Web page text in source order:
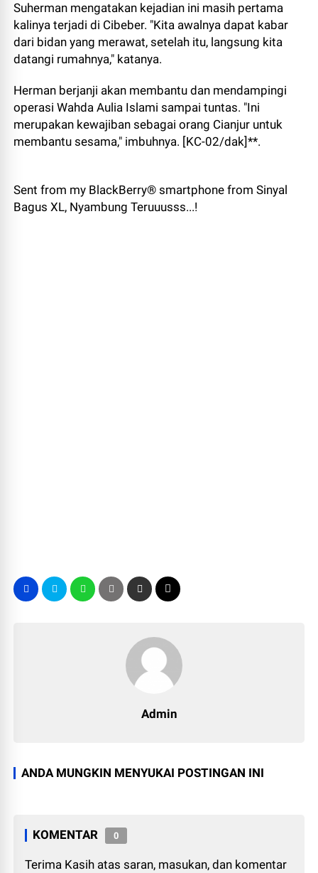
Suherman mengatakan kejadian ini masih pertama
kalinya terjadi di Cibeber. "Kita awalnya dapat kabar
dari bidan yang merawat, setelah itu, langsung kita
datangi rumahnya," katanya.
Herman berjanji akan membantu dan mendampingi
operasi Wahda Aulia Islami sampai tuntas. "Ini
merupakan kewajiban sebagai orang Cianjur untuk
membantu sesama," imbuhnya. [KC-02/dak]**.
Sent from my BlackBerry® smartphone from Sinyal
Bagus XL, Nyambung Teruuusss...!
Admin
ANDA MUNGKIN MENYUKAI POSTINGAN INI
KOMENTAR 0
Terima Kasih atas saran, masukan, dan komentar